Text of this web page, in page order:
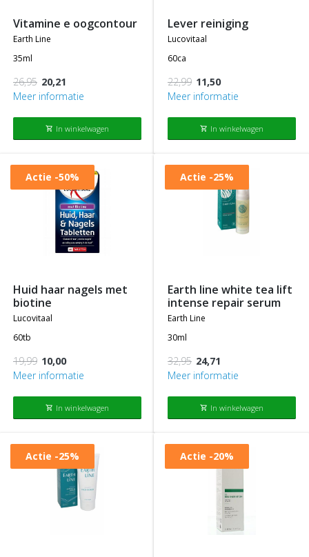
vitamine e oogcontour
earth line
35ml
26,95 20,21
Meer informatie
shopping_cart In winkelwagen
lever reiniging
lucovitaal
60ca
22,99 11,50
Meer informatie
shopping_cart In winkelwagen
Actie -50%
huid haar nagels met
biotine
lucovitaal
60tb
19,99 10,00
Meer informatie
shopping_cart In winkelwagen
Actie -25%
earth line white tea lift
intense repair serum
earth line
30ml
32,95 24,71
Meer informatie
shopping_cart In winkelwagen
Actie -25% Actie -20%